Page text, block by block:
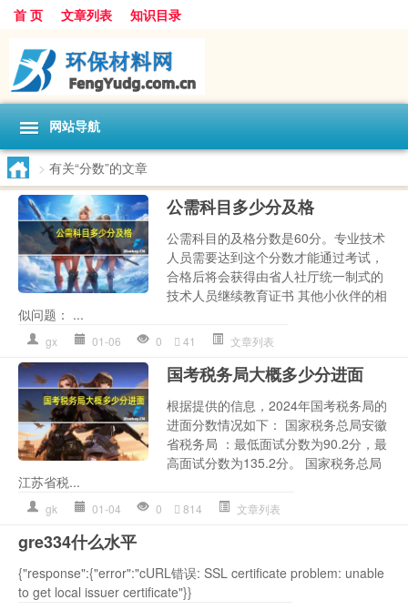
首 页 文章列表 知识目录
网站导航
> 有关“分数”的文章
公需科目多少分及格
公需科目的及格分数是60分。专业技术
人员需要达到这个分数才能通过考试，
合格后将会获得由省人社厅统一制式的
技术人员继续教育证书 其他小伙伴的相
似问题： ...
gx 01-06 0 41 文章列表
国考税务局大概多少分进面
根据提供的信息，2024年国考税务局的
进面分数情况如下： 国家税务总局安徽
省税务局 ：最低面试分数为90.2分，最
高面试分数为135.2分。 国家税务总局
江苏省税...
gk 01-04 0 814 文章列表
gre334什么水平
{"response":{"error":"cURL错误: SSL certificate problem: unable
to get local issuer certificate"}}